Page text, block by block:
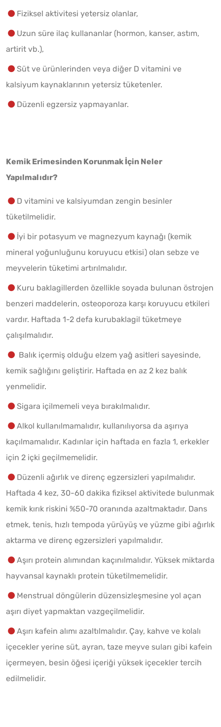
Fiziksel aktivitesi yetersiz olanlar,
Uzun süre ilaç kullananlar (hormon, kanser, astım,
artirit vb.),
Süt ve ürünlerinden veya diğer D vitamini ve
kalsiyum kaynaklarının yetersiz tüketenler.
Düzenli egzersiz yapmayanlar.
Kemik Erimesinden Korunmak İçin Neler
Yapılmalıdır?
D vitamini ve kalsiyumdan zengin besinler
tüketilmelidir.
İyi bir potasyum ve magnezyum kaynağı (kemik
mineral yoğunluğunu koruyucu etkisi) olan sebze ve
meyvelerin tüketimi artırılmalıdır.
Kuru baklagillerden özellikle soyada bulunan östrojen
benzeri maddelerin, osteoporoza karşı koruyucu etkileri
vardır. Haftada 1-2 defa kurubaklagil tüketmeye
çalışılmalıdır.
Balık içermiş olduğu elzem yağ asitleri sayesinde,
kemik sağlığını geliştirir. Haftada en az 2 kez balık
yenmelidir.
Sigara içilmemeli veya bırakılmalıdır.
Alkol kullanılmamalıdır, kullanılıyorsa da aşırıya
kaçılmamalıdır. Kadınlar için haftada en fazla 1, erkekler
için 2 içki geçilmemelidir.
Düzenli ağırlık ve direnç egzersizleri yapılmalıdır.
Haftada 4 kez, 30-60 dakika fiziksel aktivitede bulunmak
kemik kırık riskini %50-70 oranında azaltmaktadır. Dans
etmek, tenis, hızlı tempoda yürüyüş ve yüzme gibi ağırlık
aktarma ve direnç egzersizleri yapılmalıdır.
Aşırı protein alımından kaçınılmalıdır. Yüksek miktarda
hayvansal kaynaklı protein tüketilmemelidir.
Menstrual döngülerin düzensizleşmesine yol açan
aşırı diyet yapmaktan vazgeçilmelidir.
Aşırı kafein alımı azaltılmalıdır. Çay, kahve ve kolalı
içecekler yerine süt, ayran, taze meyve suları gibi kafein
içermeyen, besin öğesi içeriği yüksek içecekler tercih
edilmelidir.